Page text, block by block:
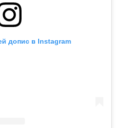
допис в Instagram